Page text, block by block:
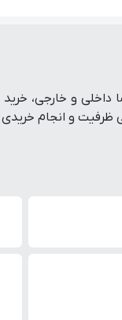
امکان خرید بلیط
و انجام خریدی